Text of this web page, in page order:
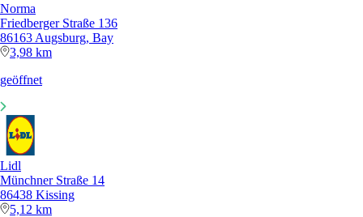
Norma
Friedberger Straße 136
86163 Augsburg, Bay
3,98 km
geöffnet
Lidl
Münchner Straße 14
86438 Kissing
5,12 km